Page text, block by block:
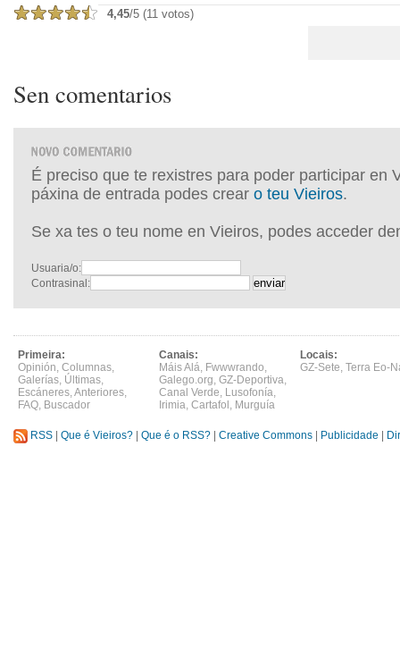
4,45/5 (11 votos)
Sen comentarios
É preciso que te rexistres para poder participar en
páxina de entrada podes crear o teu Vieiros.
Se xa tes o teu nome en Vieiros, podes acceder
Usuaria/o:
Contrasinal:
Primeira:
Opinión, Columnas,
Galerías, Últimas,
Escáneres,Anteriores,
FAQ, Buscador
Canais:
Máis Alá, Fwwwrando,
Galego.org, GZ-Deportiva,
Canal Verde, Lusofonía,
Irimia, Cartafol , Murguía
Locais:
GZ-Sete, Terra Eo-
RSS Que é Vieiros? Que é o RSS? Creative Commons Publicidade